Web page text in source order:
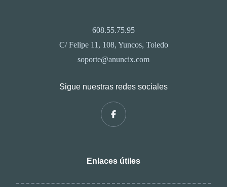
608.55.75.95
C/ Felipe 11, 108, Yuncos, Toledo
soporte@anuncix.com
Sigue nuestras redes sociales
Enlaces útiles